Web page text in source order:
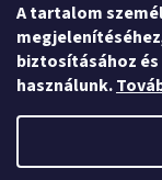
A tartalom
biztosításához
használunk.